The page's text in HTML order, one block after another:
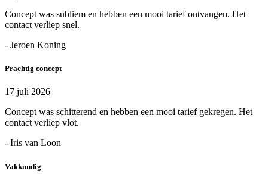
Concept was subliem en hebben een mooi tarief ontvangen. Het
contact verliep snel.
- Jeroen Koning
Prachtig concept
17 juli 2026
Concept was schitterend en hebben een mooi tarief gekregen. Het
contact verliep vlot.
- Iris van Loon
Vakkundig